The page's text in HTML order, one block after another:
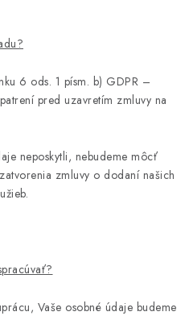
6 ods. 1 písm. b) GDPR –
pred uzavretím zmluvy na
neposkytli, nebudeme môcť
zmluvy o dodaní našich
Vaše osobné údaje budeme